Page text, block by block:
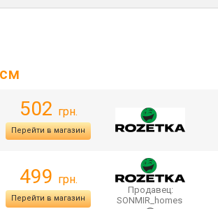
502 грн.
Перейти в магазин
499 грн.
Перейти в магазин
Продавец:
SONMIR_homes